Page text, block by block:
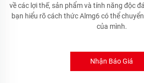
về các lợi thế, sản phẩm và tính năng độc
bạn hiểu rõ cách thức Almg6 có thể
của mình.
Nhận Báo Giá